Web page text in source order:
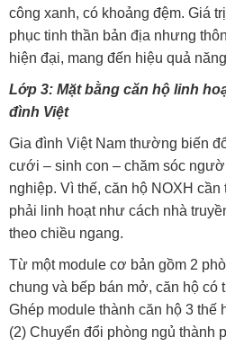
công xanh, có khoảng đệm. Giá
phục tinh thần bản địa nhưng
hiện đại, mang đến hiệu quả
Lớp 3: Mặt bằng căn hộ linh
đình Việt
Gia đình Việt Nam thường biến
cưới – sinh con – chăm sóc
nghiệp. Vì thế, căn hộ NOXH cần
phải linh hoạt như cách nhà
theo chiều ngang.
Từ một module cơ bản gồm 2
chung và bếp bán mở, căn hộ có
Ghép module thành căn hộ 3 thế
(2) Chuyển đổi phòng ngủ thành